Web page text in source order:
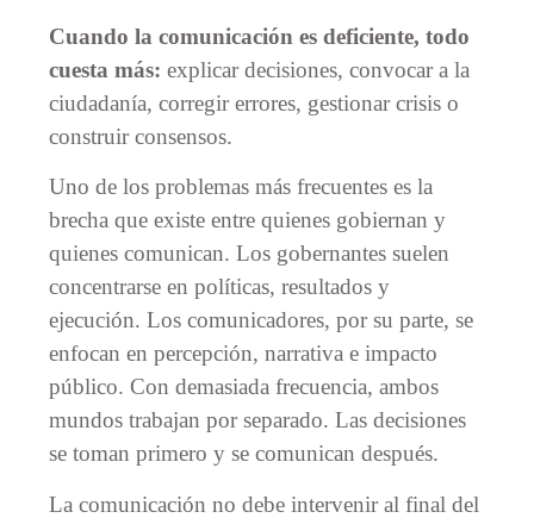
Cuando la comunicación es deficiente, todo
cuesta más: explicar decisiones, convocar a la
ciudadanía, corregir errores, gestionar crisis o
construir consensos.
Uno de los problemas más frecuentes es la
brecha que existe entre quienes gobiernan y
quienes comunican. Los gobernantes suelen
concentrarse en políticas, resultados y
ejecución. Los comunicadores, por su parte, se
enfocan en percepción, narrativa e impacto
público. Con demasiada frecuencia, ambos
mundos trabajan por separado. Las decisiones
se toman primero y se comunican después.
La comunicación no debe intervenir al final del